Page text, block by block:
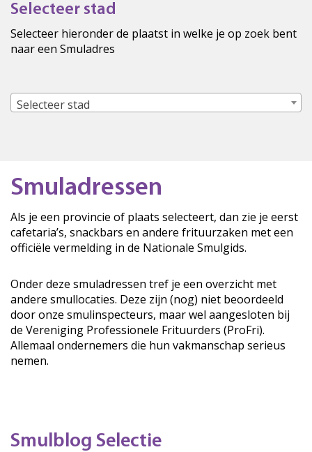
Selecteer stad
Selecteer hieronder de plaatst in welke je op zoek bent
naar een Smuladres
Selecteer stad
Smuladressen
Als je een provincie of plaats selecteert, dan zie je eerst
cafetaria’s, snackbars en andere frituurzaken met een
officiële vermelding in de Nationale Smulgids.
Onder deze smuladressen tref je een overzicht met
andere smullocaties. Deze zijn (nog) niet beoordeeld
door onze smulinspecteurs, maar wel aangesloten bij
de Vereniging Professionele Frituurders (ProFri).
Allemaal ondernemers die hun vakmanschap serieus
nemen.
Smulblog Selectie